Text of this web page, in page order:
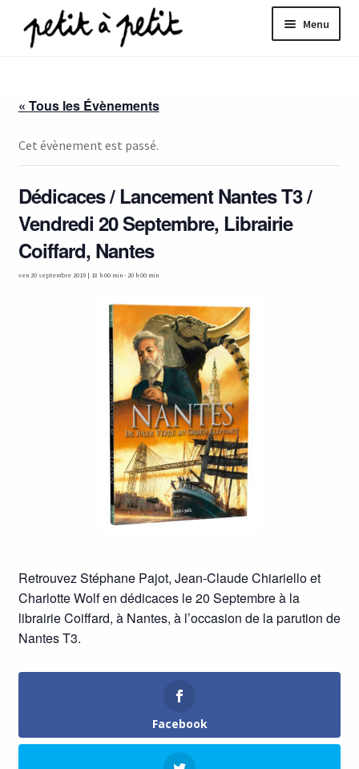
Aller
à
Aller
au
Menu
« Tous les Évènements
Cet évènement est passé.
Dédicaces / Lancement Nantes T3 /
Vendredi 20 Septembre, Librairie
Coiffard, Nantes
ven 20 septembre 2019 | 18 h 00 min- 20 h 00 min
Retrouvez Stéphane Pajot, Jean-Claude Chiariello et
Charlotte Wolf en dédicaces le 20 Septembre à la
librairie Coiffard, à Nantes, à l’occasion de la parution de
Nantes T3.
Facebook